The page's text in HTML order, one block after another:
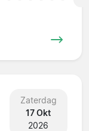
Zaterdag
17 Okt
2026